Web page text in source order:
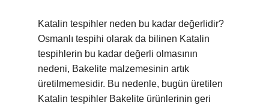
Katalin tespihler neden bu kadar değerlidir?
Osmanlı tespihi olarak da bilinen Katalin
tespihlerin bu kadar değerli olmasının
nedeni, Bakelite malzemesinin artık
üretilmemesidir. Bu nedenle, bugün üretilen
Katalin tespihler Bakelite ürünlerinin geri